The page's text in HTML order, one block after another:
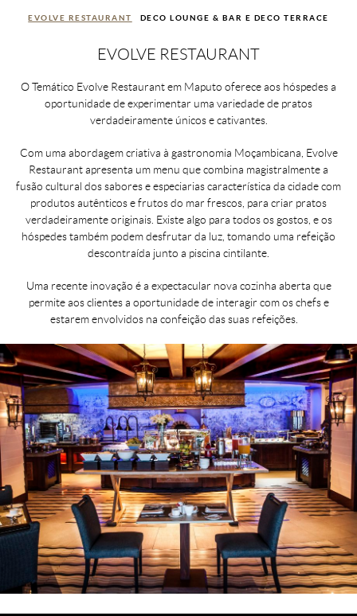
EVOLVE RESTAURANT DECO LOUNGE & BAR E DECO TERRACE
EVOLVE RESTAURANT
O Temático Evolve Restaurant em Maputo oferece aos hóspedes a
oportunidade de experimentar uma variedade de pratos
verdadeiramente únicos e cativantes.
Com uma abordagem criativa à gastronomia Moçambicana, Evolve
Restaurant apresenta um menu que combina magistralmente a
fusão cultural dos sabores e especiarias característica da cidade com
produtos autênticos e frutos do mar frescos, para criar pratos
verdadeiramente originais. Existe algo para todos os gostos, e os
hóspedes também podem desfrutar da luz, tomando uma refeição
descontraída junto a piscina cintilante.
Uma recente inovação é a expectacular nova cozinha aberta que
permite aos clientes a oportunidade de interagir com os chefs e
estarem envolvidos na confeição das suas refeições.